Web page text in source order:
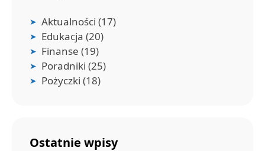
Aktualności (17)
Edukacja (20)
Finanse (19)
Poradniki (25)
Pożyczki (18)
Ostatnie wpisy